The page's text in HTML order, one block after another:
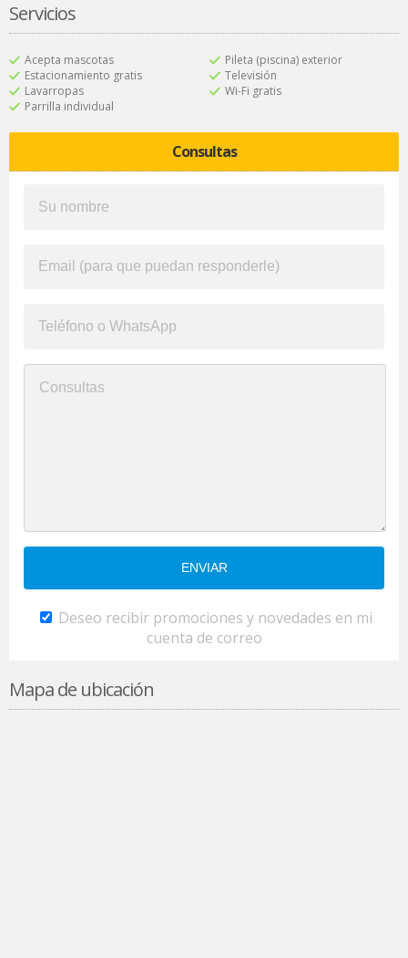
Servicios
Acepta mascotas
Estacionamiento gratis
Lavarropas
Parrilla individual
Pileta (piscina) exterior
Televisión
Wi-Fi gratis
Consultas
Deseo recibir promociones y novedades en mi
cuenta de correo
Mapa de ubicación